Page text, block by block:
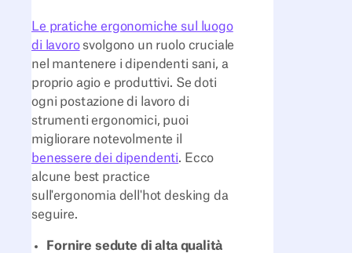
Le pratiche ergonomiche sul luogo
di lavorosvolgono un ruolo cruciale
nel mantenere i dipendenti sani, a
proprio agio e produttivi. Se doti
ogni postazione di lavoro di
strumenti ergonomici, puoi
migliorare notevolmente il
benessere dei dipendenti. Ecco
alcune best practice
sull'ergonomia dell'hot desking da
seguire.
Fornire sedute di alta qualità